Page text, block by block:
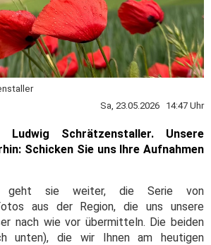
Sa, 23.05.2026 14:47 Uhr
Ludwig Schrätzenstaller. Unsere
Schicken Sie uns Ihre Aufnahmen
geht sie weiter, die Serie von
aus der Region, die uns unsere
nach wie vor übermitteln. Die beiden
unten), die wir Ihnen am heutigen